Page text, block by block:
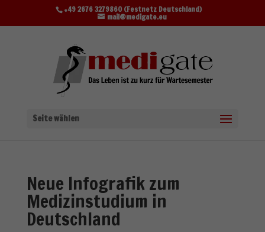
+49 2676 3279860 (Festnetz Deutschland)
mail@medigate.eu
Seite wählen
Neue Infografik zum
Medizinstudium in
Deutschland